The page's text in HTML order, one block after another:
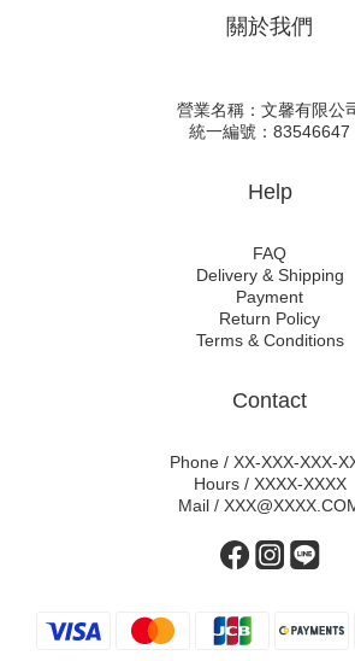
關於我們
營業名稱：文馨有限公
統一編號：83546647
Help
FAQ
Delivery & Shipping
Payment
Return Policy
Terms & Conditions
Contact
Phone / XX-XXX-XXX-
Hours / XXXX-XXXX
Mail /